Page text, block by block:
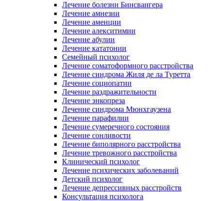
Лечение болезни Бинсвангера
Лечение амнезии
Лечение аменции
Лечение алекситимии
Лечение абулии
Лечение кататонии
Семейный психолог
Лечение соматоформного расстройства
Лечение синдрома Жиля де ла Туретта
Лечение социопатии
Лечение раздражительности
Лечение энкопреза
Лечение синдрома Мюнхгаузена
Лечение парафилии
Лечение сумеречного состояния
Лечение сонливости
Лечение биполярного расстройства
Лечение тревожного расстройства
Клинический психолог
Лечение психических заболеваний
Детский психолог
Лечение депрессивных расстройств
Консультация психолога